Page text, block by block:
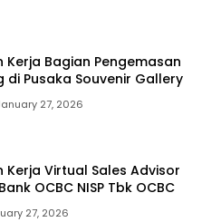
Kerja Bagian Pengemasan
di Pusaka Souvenir Gallery
27, 2026
Kerja Virtual Sales Advisor
OCBC NISP Tbk OCBC
27, 2026